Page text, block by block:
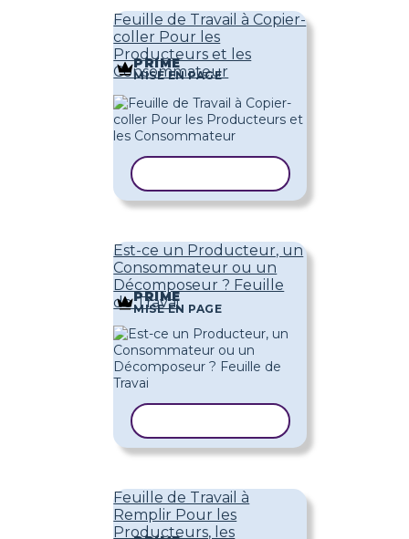
Feuille de Travail à Copier-
coller Pour les
Producteurs et les
Consommateur
PRIME
MISE EN PAGE
Est-ce un Producteur, un
Consommateur ou un
Décomposeur ? Feuille
de Travai
PRIME
MISE EN PAGE
Feuille de Travail à
Remplir Pour les
Producteurs, les